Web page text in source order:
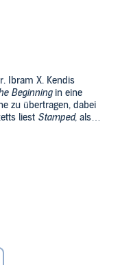
Ibram X. Kendis
Beginningin eine
zu übertragen, dabei
liest Stamped, als
in Amerika
(P)2021 DAV